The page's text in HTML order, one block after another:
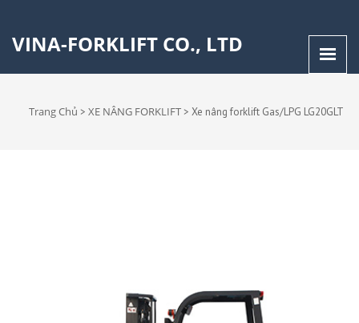
VINA-FORKLIFT CO., LTD
Trang Chủ > XE NÂNG FORKLIFT > Xe nâng forklift Gas/LPG LG20GLT